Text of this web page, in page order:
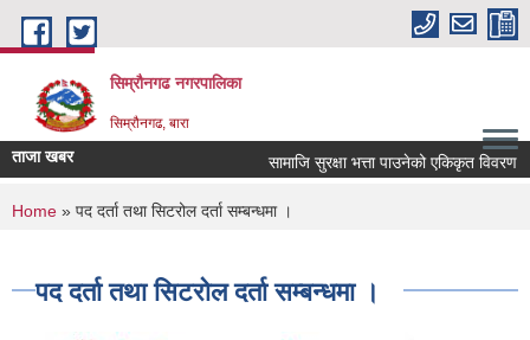
Skip to main content
सिम्रौनगढ नगरपालिका
सिम्रौनगढ, बारा
ताजा खबर सामाजि सुरक्षा भत्ता पाउनेको एकिकृत विवरण
You are here
Home » पद दर्ता तथा सिटरोल दर्ता सम्बन्धमा ।
पद दर्ता तथा सिटरोल दर्ता सम्बन्धमा ।